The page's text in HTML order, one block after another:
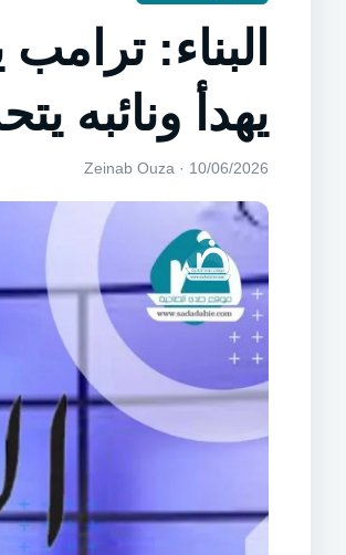
البناء:
يهدأ ونائبه
10/06/2026 · Zeinab Ouza